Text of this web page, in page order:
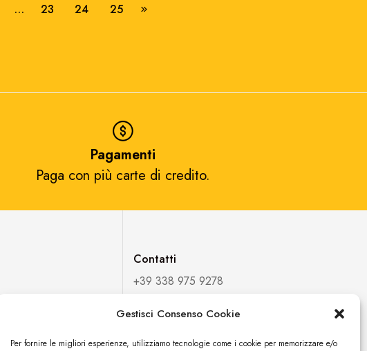
Gestisci Consenso Cookie
Per fornire le migliori esperienze, utilizziamo tecnologie come i cookie per memorizzare e/o
… 23 24 25
Pagamenti
Paga con più carte di credito.​
Contatti
+39 338 975 9278